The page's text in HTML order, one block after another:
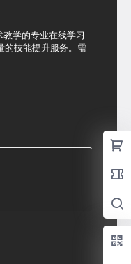
学的专业在线学习
的技能提升服务。需